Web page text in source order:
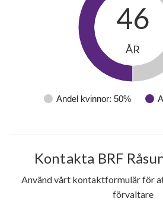
Andel kvinnor: 50%
46
ÅR
Kontakta BRF
Använd vårt kontaktformulär för
förvaltare